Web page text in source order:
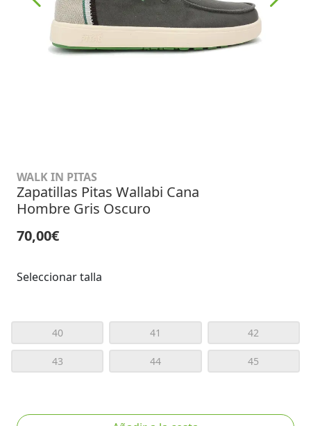
WALK IN PITAS
Zapatillas Pitas Wallabi Cana
Hombre Gris Oscuro
70,00€
Seleccionar talla
40 41 42
43 44 45